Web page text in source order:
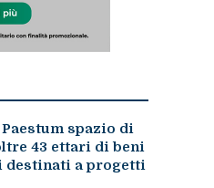
spazio di
43 ettari di beni
destinati a progetti